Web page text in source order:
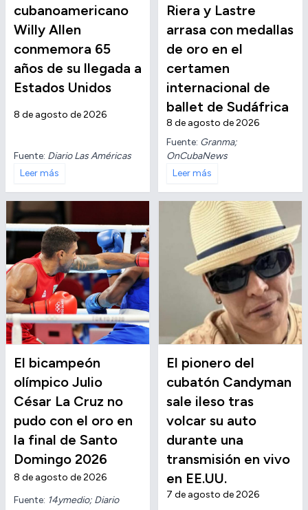
cubanoamericano
Willy Allen
conmemora 65
años de su llegada a
Estados Unidos
8 de agosto de 2026
Fuente: Diario Las Américas
Leer más
Riera y Lastre
arrasa con medallas
de oro en el
certamen
internacional de
ballet de Sudáfrica
8 de agosto de 2026
Fuente: Granma;
OnCubaNews
Leer más
El bicampeón
olímpico Julio
César La Cruz no
pudo con el oro en
la final de Santo
Domingo 2026
8 de agosto de 2026
Fuente: 14ymedio; Diario
El pionero del
cubatón Candyman
sale ileso tras
volcar su auto
durante una
transmisión en vivo
en EE.UU.
7 de agosto de 2026